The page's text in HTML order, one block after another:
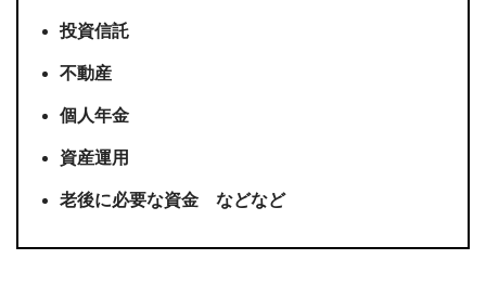
投資信託
不動産
個人年金
資産運用
老後に必要な資金 などなど